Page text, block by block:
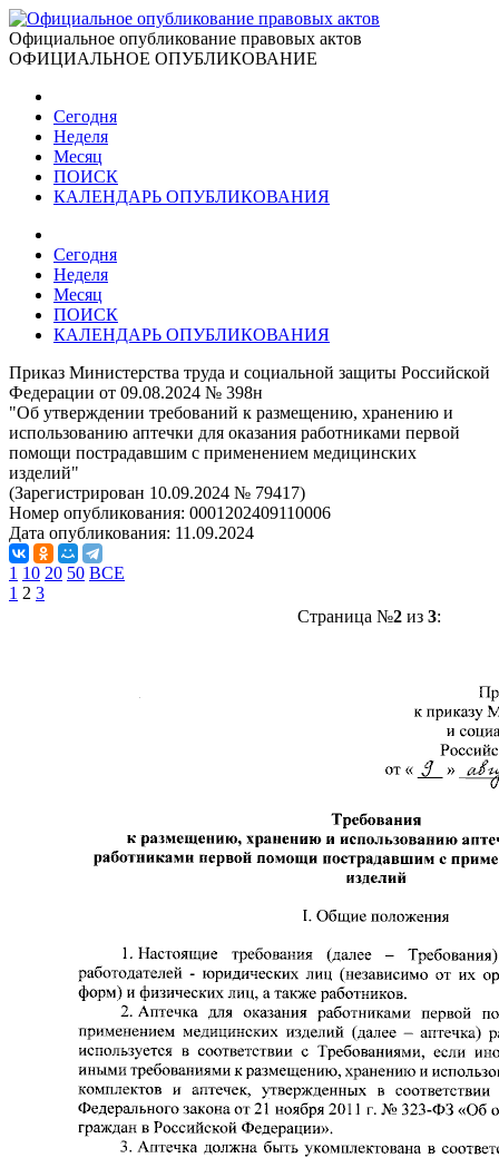
Официальное опубликование правовых актов
ОФИЦИАЛЬНОЕ ОПУБЛИКОВАНИЕ
Сегодня
Неделя
Месяц
ПОИСК
КАЛЕНДАРЬ ОПУБЛИКОВАНИЯ
Сегодня
Неделя
Месяц
ПОИСК
КАЛЕНДАРЬ ОПУБЛИКОВАНИЯ
Приказ Министерства труда и социальной защиты Российской
Федерации от 09.08.2024 № 398н
"Об утверждении требований к размещению, хранению и
использованию аптечки для оказания работниками первой
помощи пострадавшим с применением медицинских
изделий"
(Зарегистрирован 10.09.2024 № 79417)
Номер опубликования: 0001202409110006
Дата опубликования: 11.09.2024
1 10 20 50 ВСЕ
1 2 3
Страница №2из 3: